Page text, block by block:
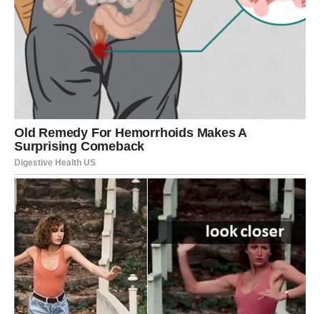
U narednom periodu naći ćete se pred izborom koji neće
moći da čeka. Iako ćete želeti da dugo razmišljate,
okolnosti će vas naterati da donesete odluku mnogo
brže.
Upravo ta odluka pokrenuće lanac događaja koji će
promeniti mnoge oblasti vašeg života. Kasnije ćete
shvatiti da je to bio trenutak kada je sudbina počela da
radi u vašu korist.